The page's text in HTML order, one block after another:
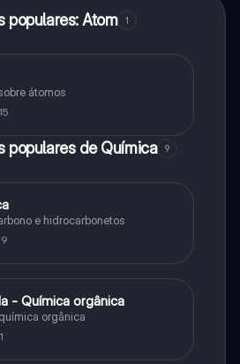
populares: Atom 1
átomos
populares de Química 9
e hidrocarbonetos
- Química orgânica
orgânica